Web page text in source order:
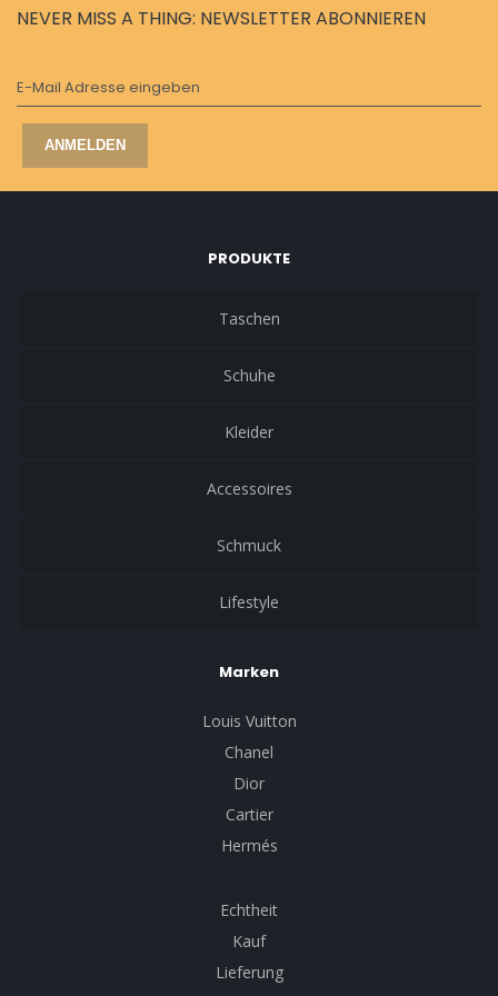
NEVER MISS A THING: NEWSLETTER ABONNIEREN
E-Mail Adresse eingeben
ANMELDEN
PRODUKTE
Taschen
Schuhe
Kleider
Accessoires
Schmuck
Lifestyle
Marken
Louis Vuitton
Chanel
Dior
Cartier
Hermés
Echtheit
Kauf
Lieferung